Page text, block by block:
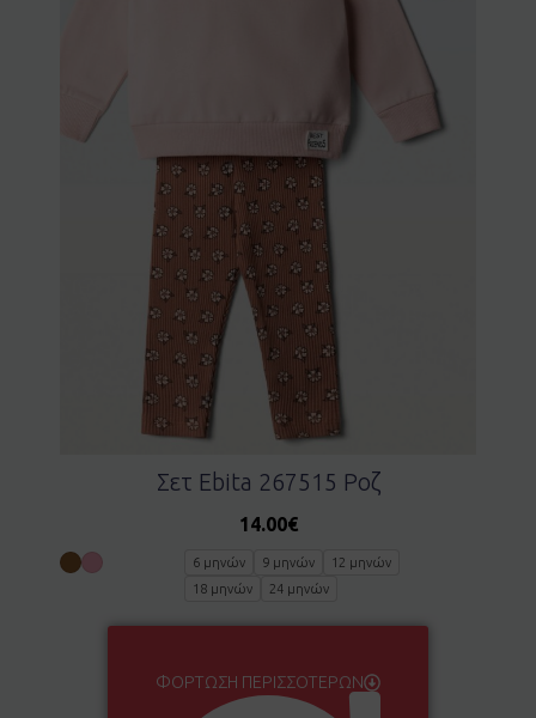
Σετ Ebita 267515 Ροζ
14.00€
6 μηνών 9 μηνών
12 μηνών
18 μηνών
24 μηνών
ΦΌΡΤΩΣΗ ΠΕΡΙΣΣΌΤΕΡΩΝ